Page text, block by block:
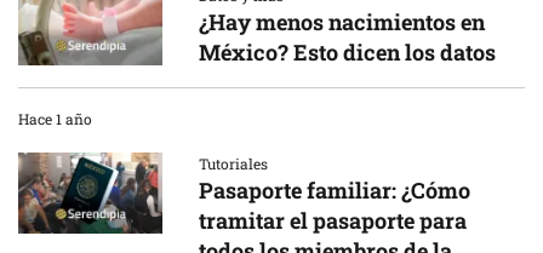
¿Hay menos nacimientos en
México? Esto dicen los datos
Hace 1 año
Tutoriales
Pasaporte familiar: ¿Cómo
tramitar el pasaporte para